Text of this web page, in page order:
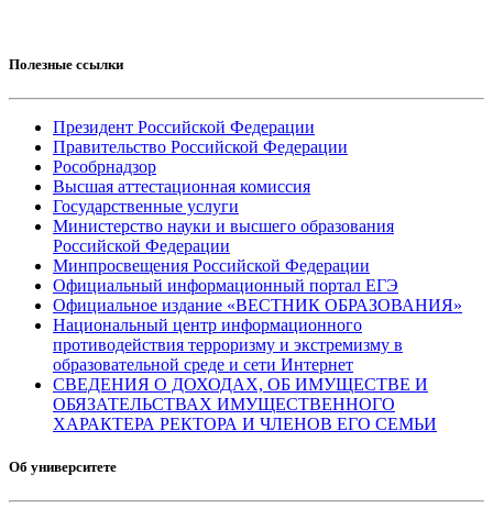
Полезные ссылки
Президент Российской Федерации
Правительство Российской Федерации
Рособрнадзор
Высшая аттестационная комиссия
Государственные услуги
Министерство науки и высшего образования
Российской Федерации
Минпросвещения Российской Федерации
Официальный информационный портал ЕГЭ
Официальное издание «ВЕСТНИК ОБРАЗОВАНИЯ»
Национальный центр информационного
противодействия терроризму и экстремизму в
образовательной среде и сети Интернет
СВЕДЕНИЯ О ДОХОДАХ, ОБ ИМУЩЕСТВЕ И
ОБЯЗАТЕЛЬСТВАХ ИМУЩЕСТВЕННОГО
ХАРАКТЕРА РЕКТОРА И ЧЛЕНОВ ЕГО СЕМЬИ
Об университете